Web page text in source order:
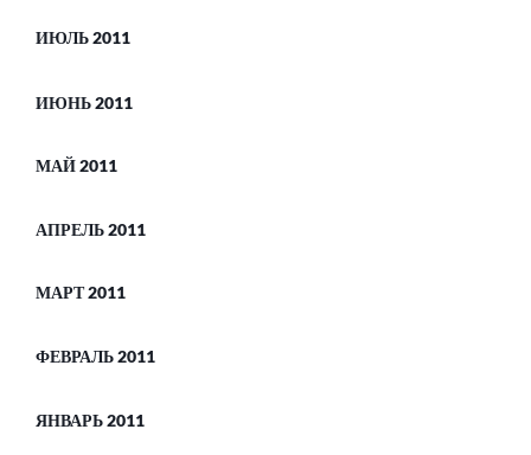
ИЮЛЬ 2011
ИЮНЬ 2011
МАЙ 2011
АПРЕЛЬ 2011
МАРТ 2011
ФЕВРАЛЬ 2011
ЯНВАРЬ 2011